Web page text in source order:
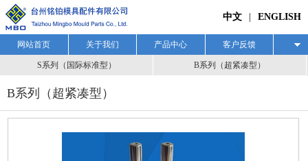
中文 ENGLISH
网站首页 关于我们 产品中心 客户反馈
下载中心 联系我们
S系列（国际标准型） B系列（超紧凑型）
B系列（超紧凑型）